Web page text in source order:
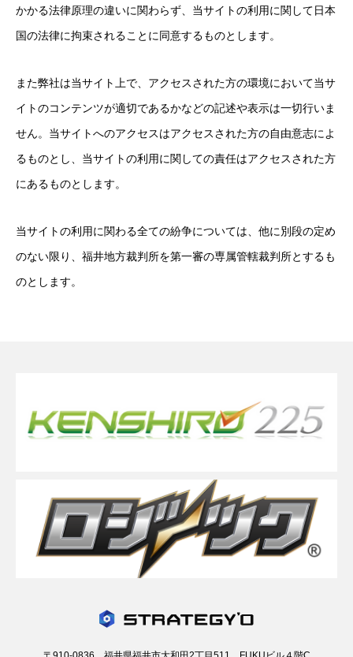
かかる法律原理の違いに関わらず、当サイトの利用に関して日本
国の法律に拘束されることに同意するものとします。
また弊社は当サイト上で、アクセスされた方の環境において当サ
イトのコンテンツが適切であるかなどの記述や表示は一切行いま
せん。当サイトへのアクセスはアクセスされた方の自由意志によ
るものとし、当サイトの利用に関しての責任はアクセスされた方
にあるものとします。
当サイトの利用に関わる全ての紛争については、他に別段の定め
のない限り、福井地方裁判所を第一審の専属管轄裁判所とするも
のとします。